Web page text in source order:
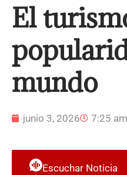
El
mundo
junio 3, 2026 7:25 am
Escuchar Noticia